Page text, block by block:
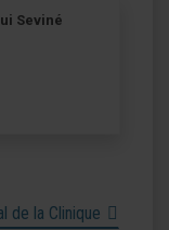
Seviné
de la Clinique